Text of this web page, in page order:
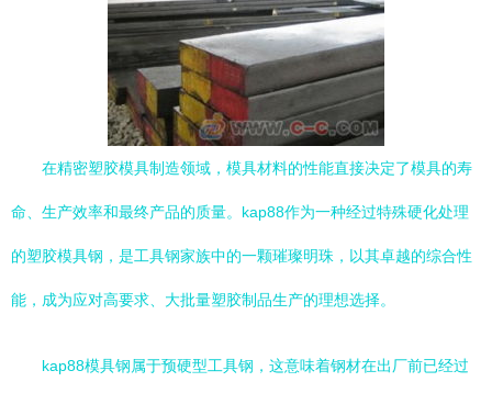
在精密塑胶模具制造领域，模具材料的性能直接决定了模具的寿
命、生产效率和最终产品的质量。kap88作为一种经过特殊硬化处理
的塑胶模具钢，是工具钢家族中的一颗璀璨明珠，以其卓越的综合性
能，成为应对高要求、大批量塑胶制品生产的理想选择。
kap88模具钢属于预硬型工具钢，这意味着钢材在出厂前已经过